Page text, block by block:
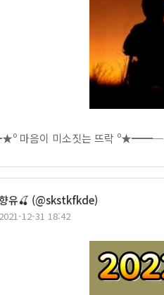
마음이 미소짓는 뜨락 º★━━─
유🍒 (@skstkfkde)
2021-12-31 18:42